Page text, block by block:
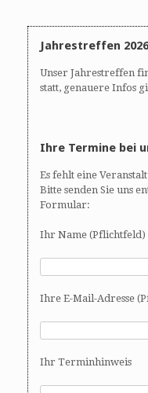
Jahrestreffen 2026
Unser Jahrestreffen
statt, genauere Infos
Ihre Termine bei
Es fehlt eine
Bitte senden Sie uns
Formular:
Ihr Name (Pflichtfeld)
Ihre E-Mail-Adresse
Ihr Terminhinweis